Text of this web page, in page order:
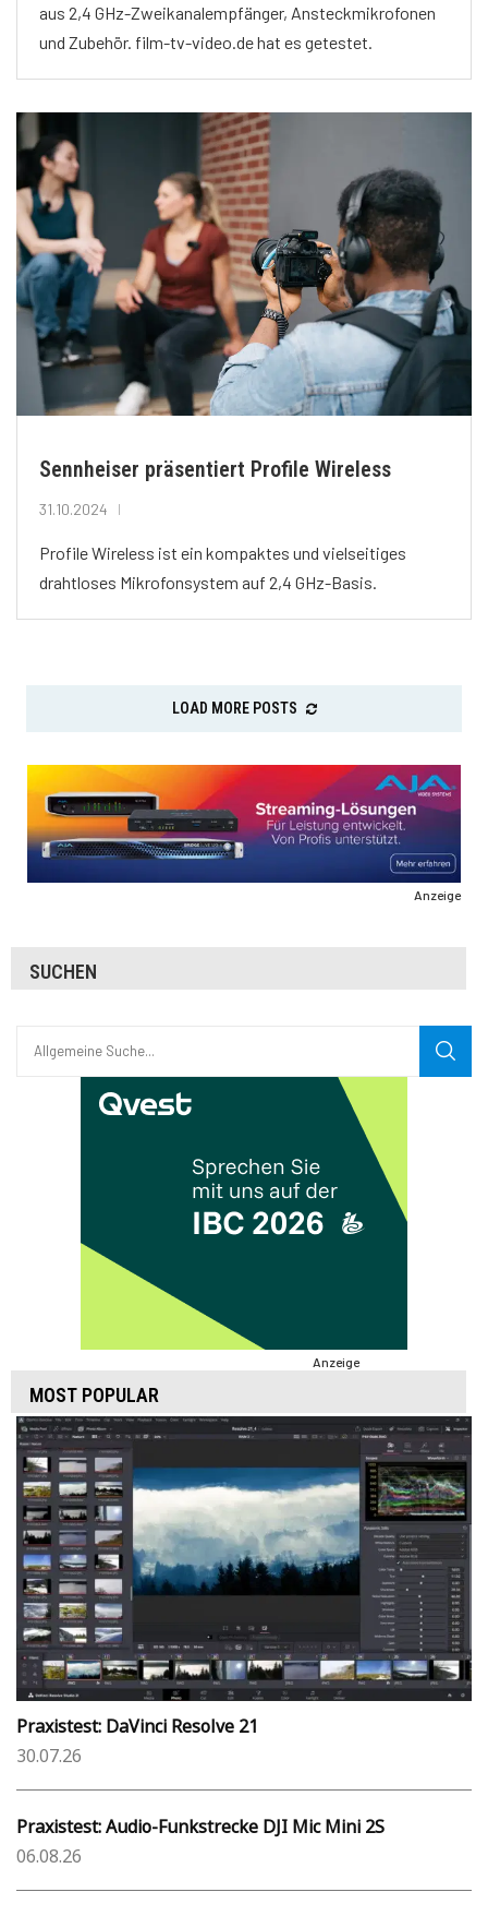
aus 2,4 GHz-Zweikanalempfänger, Ansteckmikrofonen
und Zubehör. film-tv-video.de hat es getestet.
Sennheiser präsentiert Profile Wireless
31.10.2024
Profile Wireless ist ein kompaktes und vielseitiges
drahtloses Mikrofonsystem auf 2,4 GHz-Basis.
LOAD MORE POSTS
Anzeige
SUCHEN
Anzeige
MOST POPULAR
Praxistest: DaVinci Resolve 21
30.07.26
Praxistest: Audio-Funkstrecke DJI Mic Mini 2S
06.08.26